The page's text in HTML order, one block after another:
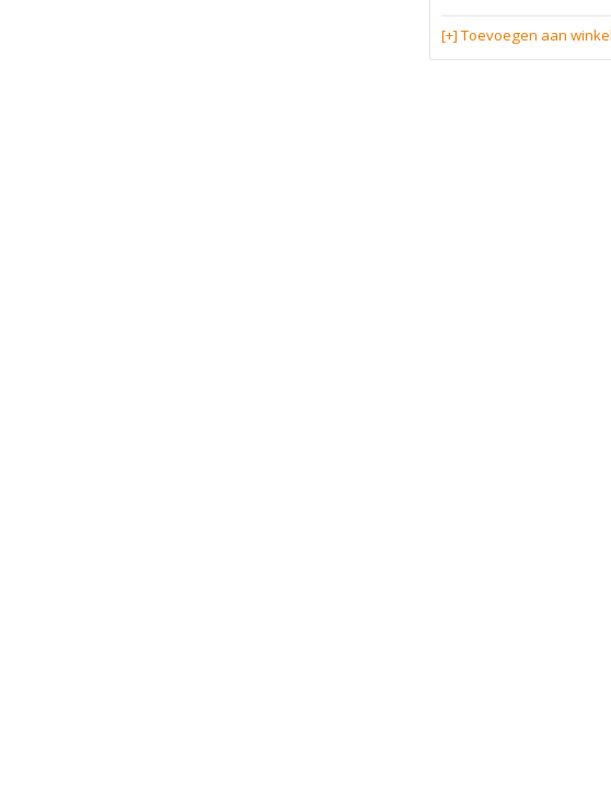
[+] Toevoegen aan